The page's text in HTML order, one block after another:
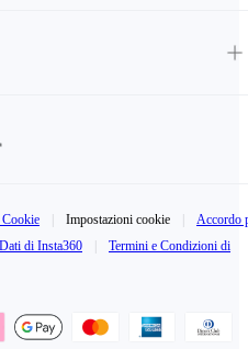
Impostazioni cookie
Accordo
di Insta360
Termini e Condizioni di